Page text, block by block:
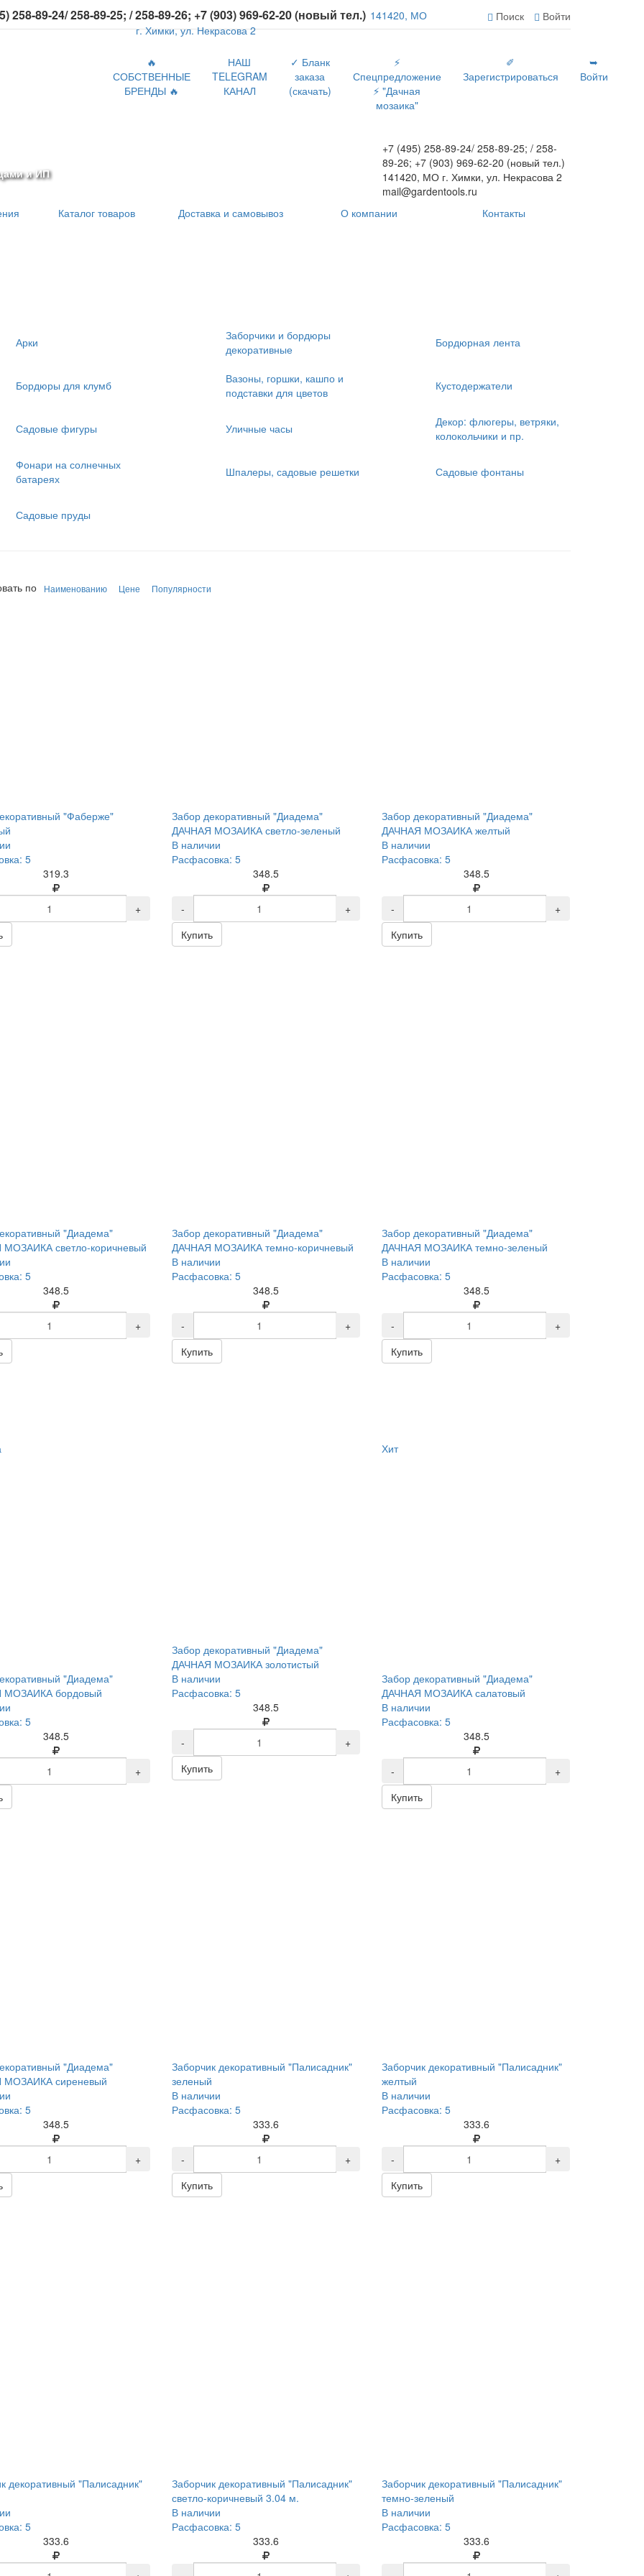
258-89-24/ 258-89-25; / 258-89-26; +7 (903) 969-62-20 (новый тел.) 141420, МО
г. Химки, ул. Некрасова 2
Поиск Войти
🔥
СОБСТВЕННЫЕ
БРЕНДЫ 🔥
НАШ
TELEGRAM
КАНАЛ
✓ Бланк
заказа
(скачать)
⚡
Спецпредложение
⚡ "Дачная
мозаика"
✐
Зарегистрироваться
➥
Войти
и ИП
+7 (495) 258-89-24/ 258-89-25; / 258-
89-26; +7 (903) 969-62-20 (новый тел.)
141420, МО г. Химки, ул. Некрасова 2
mail@gardentools.ru
Каталог товаров Доставка и самовывоз О компании Контакты
Арки
Заборчики и бордюры
декоративные
Бордюрная лента
Бордюры для клумб
Вазоны, горшки, кашпо и
подставки для цветов
Кустодержатели
Садовые фигуры Уличные часы
Декор: флюгеры, ветряки,
колокольчики и пр.
Фонари на солнечных
батареях
Шпалеры, садовые решетки Садовые фонтаны
Садовые пруды
по Наименованию Цене Популярности
"Фаберже"
5
319.3
+
Забор декоративный "Диадема"
ДАЧНАЯ МОЗАИКА светло-зеленый
В наличии
Расфасовка: 5
348.5
-
+
Купить
Забор декоративный "Диадема"
ДАЧНАЯ МОЗАИКА желтый
В наличии
Расфасовка: 5
348.5
-
+
Купить
"Диадема"
светло-коричневый
5
348.5
+
Забор декоративный "Диадема"
ДАЧНАЯ МОЗАИКА темно-коричневый
В наличии
Расфасовка: 5
348.5
-
+
Купить
Забор декоративный "Диадема"
ДАЧНАЯ МОЗАИКА темно-зеленый
В наличии
Расфасовка: 5
348.5
-
+
Купить
"Диадема"
бордовый
5
348.5
+
Забор декоративный "Диадема"
ДАЧНАЯ МОЗАИКА золотистый
В наличии
Расфасовка: 5
348.5
-
+
Купить
Хит
Забор декоративный "Диадема"
ДАЧНАЯ МОЗАИКА салатовый
В наличии
Расфасовка: 5
348.5
-
+
Купить
"Диадема"
сиреневый
5
348.5
+
Заборчик декоративный "Палисадник"
зеленый
В наличии
Расфасовка: 5
333.6
-
+
Купить
Заборчик декоративный "Палисадник"
желтый
В наличии
Расфасовка: 5
333.6
-
+
Купить
декоративный "Палисадник"
5
333.6
Заборчик декоративный "Палисадник"
светло-коричневый 3.04 м.
В наличии
Расфасовка: 5
333.6
Заборчик декоративный "Палисадник"
темно-зеленый
В наличии
Расфасовка: 5
333.6